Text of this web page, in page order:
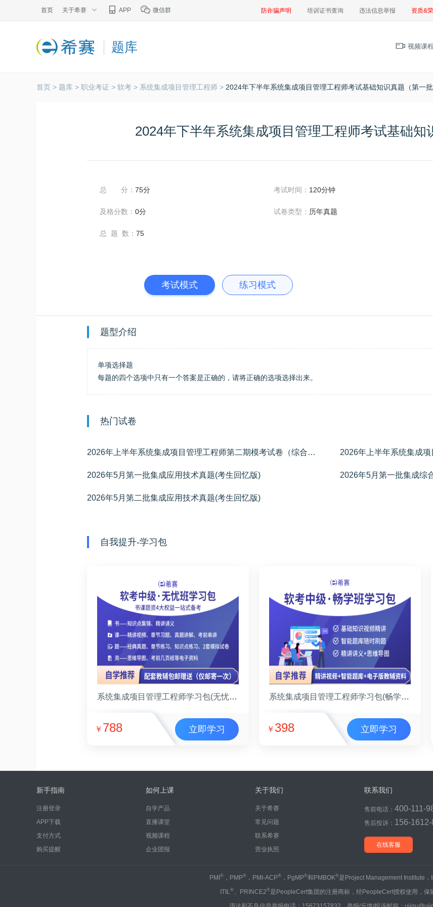
首页 关于希赛 APP 微信群 防诈骗声明 培训证书查询 违法信息举报 资质&
题库 视频课程
首页 > 题库 > 职业考证 > 软考 > 系统集成项目管理工程师 > 2024年下半年系统集成项目管理工程师考试基础知识真题（第一批
2024年下半年系统集成项目管理工程师考试基础知
总 分： 75分
及格分数： 0分
总 题 数： 75
考试时间： 120分钟
试卷类型： 历年真题
考试模式 练习模式
题型介绍
单项选择题
每题的四个选项中只有一个答案是正确的，请将正确的选项选择出来。
热门试卷
2026年上半年系统集成项目管理工程师第二期模考试卷（综合知识） 学员专用
2026年5月第一批集成应用技术真题(考生回忆版) 2026年5月第一批集成综
2026年5月第二批集成应用技术真题(考生回忆版)
自我提升-学习包
系统集成项目管理工程师学习包(无忧班)
￥ 788 立即学习
系统集成项目管理工程师学习包(畅学班)
￥ 398 立即学习
新手指南
注册登录
APP下载
支付方式
购买提醒
如何上课
自学产品
直播课堂
视频课程
企业团报
关于我们
关于希赛
常见问题
联系希赛
营业执照
联系我们
售前电话： 400-111-
售后投诉： 156-1612-
在线客服
PMI®，PMP®，PMI-ACP®，PgMP®和PMBOK®是Project Management Institute，
ITIL®、PRINCE2®是PeopleCert集团的注册商标，经PeopleCert授权使用，保